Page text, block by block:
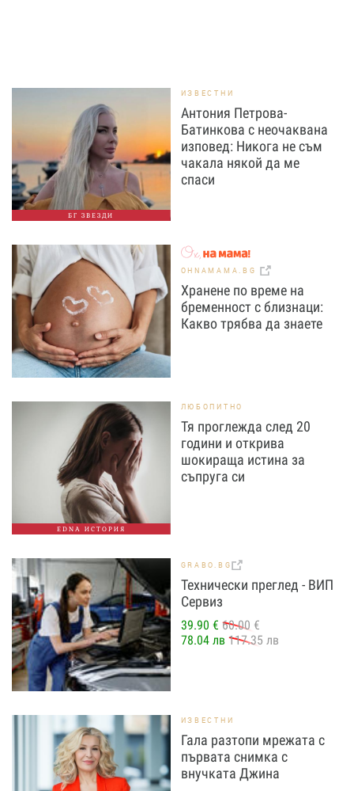
БГ ЗВЕЗДИ
ИЗВЕСТНИ
Антония Петрова-
Батинкова с неочаквана
изповед: Никога не съм
чакала някой да ме
спаси
OHNAMAMA.BG
Хранене по време на
бременност с близнаци:
Какво трябва да знаете
EDNA ИСТОРИЯ
ЛЮБОПИТНО
Тя проглежда след 20
години и открива
шокираща истина за
съпруга си
GRABO.BG
Технически преглед - ВИП
Сервиз
39.90 € 60.00 €
78.04 лв 117.35 лв
ИЗВЕСТНИ
Гала разтопи мрежата с
първата снимка с
внучката Джина